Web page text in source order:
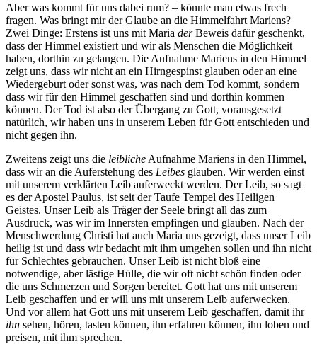
Aber was kommt für uns dabei rum? – könnte man etwas frech
fragen. Was bringt mir der Glaube an die Himmelfahrt Mariens?
Zwei Dinge: Erstens ist uns mit Maria derBeweis dafür geschenkt,
dass der Himmel existiert und wir als Menschen die Möglichkeit
haben, dorthin zu gelangen. Die Aufnahme Mariens in den Himmel
zeigt uns, dass wir nicht an ein Hirngespinst glauben oder an eine
Wiedergeburt oder sonst was, was nach dem Tod kommt, sondern
dass wir für den Himmel geschaffen sind und dorthin kommen
können. Der Tod ist also der Übergang zu Gott, vorausgesetzt
natürlich, wir haben uns in unserem Leben für Gott entschieden und
nicht gegen ihn.
Zweitens zeigt uns die leibliche Aufnahme Mariens in den Himmel,
dass wir an die Auferstehung des Leibes glauben. Wir werden einst
mit unserem verklärten Leib auferweckt werden. Der Leib, so sagt
es der Apostel Paulus, ist seit der Taufe Tempel des Heiligen
Geistes. Unser Leib als Träger der Seele bringt all das zum
Ausdruck, was wir im Innersten empfingen und glauben. Nach der
Menschwerdung Christi hat auch Maria uns gezeigt, dass unser Leib
heilig ist und dass wir bedacht mit ihm umgehen sollen und ihn nicht
für Schlechtes gebrauchen. Unser Leib ist nicht bloß eine
notwendige, aber lästige Hülle, die wir oft nicht schön finden oder
die uns Schmerzen und Sorgen bereitet. Gott hat uns mit unserem
Leib geschaffen und er will uns mit unserem Leib auferwecken.
Und vor allem hat Gott uns mit unserem Leib geschaffen, damit ihr
ihn sehen, hören, tasten können, ihn erfahren können, ihn loben und
preisen, mit ihm sprechen.